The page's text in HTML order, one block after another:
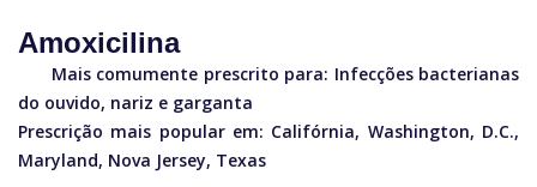
Amoxicilina
Mais comumente prescrito para: Infecções bacterianas
do ouvido, nariz e garganta
Prescrição mais popular em: Califórnia, Washington, D.C.,
Maryland, Nova Jersey, Texas